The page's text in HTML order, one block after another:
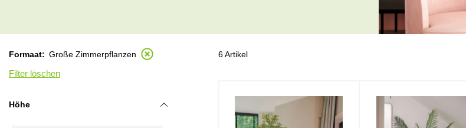
6 Artikel
Formaat Große Zimmerpflanzen
Filter löschen
Höhe